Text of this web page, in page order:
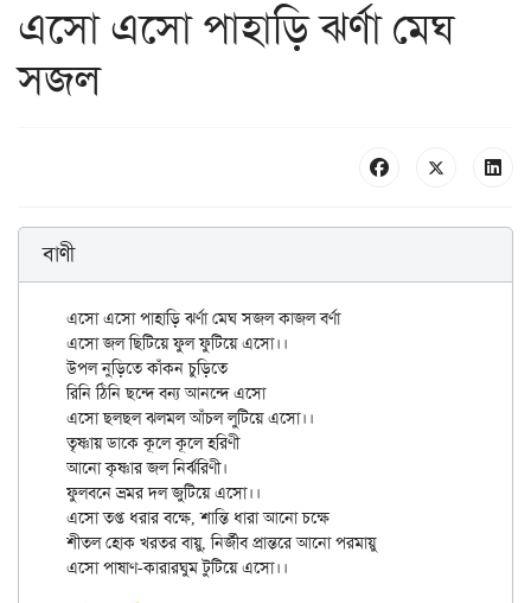
এসো এসো পাহাড়ি ঝর্ণা মেঘ
সজল
বাণী
এসো এসো পাহাড়ি ঝর্ণা মেঘ সজল কাজল বর্ণা
এসো জল ছিটিয়ে ফুল ফুটিয়ে এসো।।
উপল নুড়িতে কাঁকন চুড়িতে
রিনি ঠিনি ছন্দে বন্য আনন্দে এসো
এসো ছলছল ঝলমল আঁচল লুটিয়ে এসো।।
তৃষ্ণায় ডাকে কূলে কূলে হরিণী
আনো কৃষ্ণার জল নির্ঝরিণী।
ফুলবনে ভ্রমর দল জুটিয়ে এসো।।
এসো তপ্ত ধরার বক্ষে, শান্তি ধারা আনো চক্ষে
শীতল হোক খরতর বায়ু, নির্জীব প্রান্তরে আনো পরমায়ু